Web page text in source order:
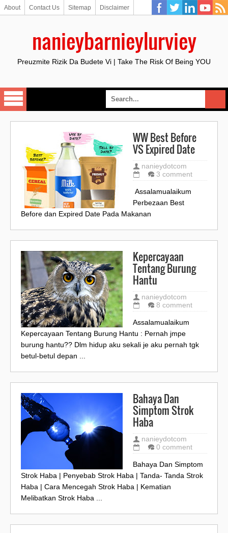
About Contact Us Sitemap Disclaimer
nanieybarnieylurviey
Preuzmite Rizik Da Budete Vi | Take The Risk Of Being YOU
WW Best Before
VS Expired Date
nanieydotcom
3 comment
Assalamualaikum
Perbezaan Best
Before dan Expired Date Pada Makanan
Kepercayaan
Tentang Burung
Hantu
nanieydotcom
8 comment
Assalamualaikum
Kepercayaan Tentang Burung Hantu : Pernah jmpe
burung hantu?? Dlm hidup aku sekali je aku pernah tgk
betul-betul depan ...
Bahaya Dan
Simptom Strok
Haba
nanieydotcom
0 comment
Bahaya Dan Simptom
Strok Haba | Penyebab Strok Haba | Tanda- Tanda Strok
Haba | Cara Mencegah Strok Haba | Kematian
Melibatkan Strok Haba ...